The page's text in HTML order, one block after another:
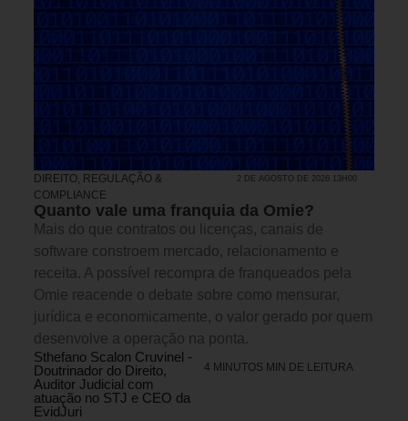
DIREITO, REGULAÇÃO &
COMPLIANCE
2 DE AGOSTO DE 2026 13H00
Quanto vale uma franquia da Omie?
Mais do que contratos ou licenças, canais de
software constroem mercado, relacionamento e
receita. A possível recompra de franqueados pela
Omie reacende o debate sobre como mensurar,
jurídica e economicamente, o valor gerado por quem
desenvolve a operação na ponta.
Sthefano Scalon Cruvinel -
Doutrinador do Direito,
Auditor Judicial com
atuação no STJ e CEO da
EvidJuri
4 MINUTOS MIN DE LEITURA